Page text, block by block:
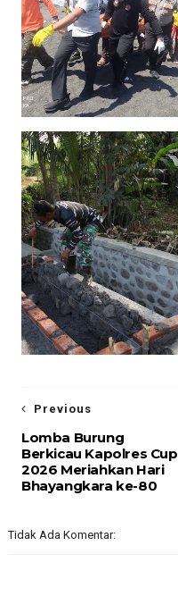
Previous
Lomba Burung
Berkicau Kapolres Cup
2026 Meriahkan Hari
Bhayangkara ke-80
Tidak Ada Komentar: